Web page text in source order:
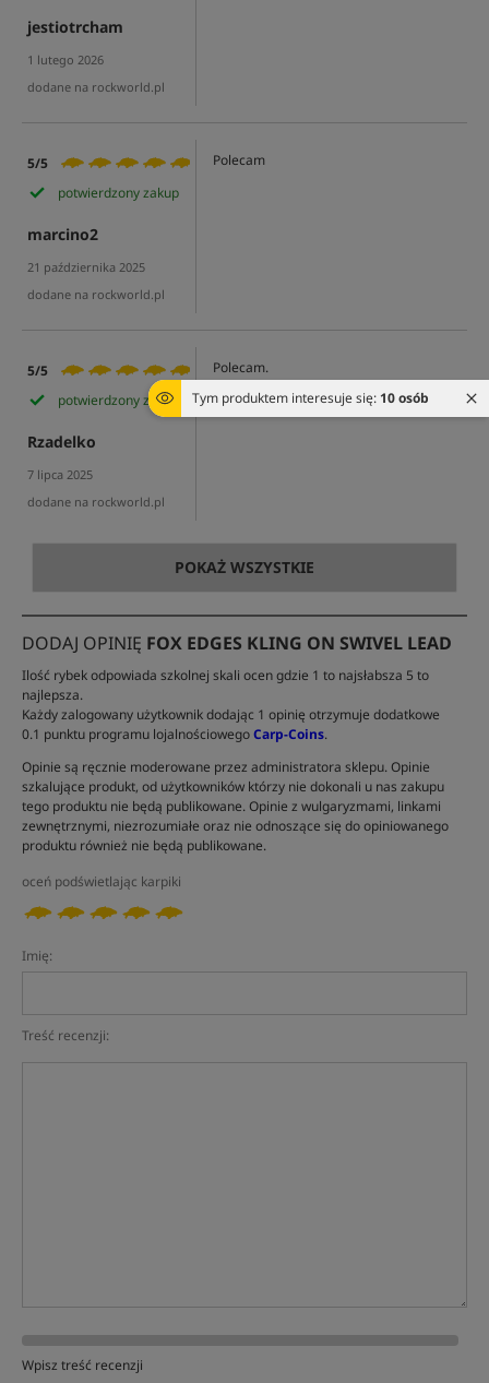
Tym produktem interesuje się: 10 osób
jestiotrcham
1 lutego 2026
dodane na rockworld.pl
5/5
potwierdzony zakup
marcino2
21 października 2025
dodane na rockworld.pl
Polecam
5/5
potwierdzony zakup
Rzadelko
7 lipca 2025
dodane na rockworld.pl
Polecam.
POKAŻ WSZYSTKIE
DODAJ OPINIĘ FOX EDGES KLING ON SWIVEL LEAD
Ilość rybek odpowiada szkolnej skali ocen gdzie 1 to najsłabsza 5 to
najlepsza.
Każdy zalogowany użytkownik dodając 1 opinię otrzymuje dodatkowe
0.1 punktu programu lojalnościowegoCarp-Coins.
Opinie są ręcznie moderowane przez administratora sklepu. Opinie
szkalujące produkt, od użytkowników którzy nie dokonali u nas zakupu
tego produktu nie będą publikowane. Opinie z wulgaryzmami, linkami
zewnętrznymi, niezrozumiałe oraz nie odnoszące się do opiniowanego
produktu również nie będą publikowane.
oceń podświetlając karpiki
Imię:
Treść recenzji:
Wpisz treść recenzji